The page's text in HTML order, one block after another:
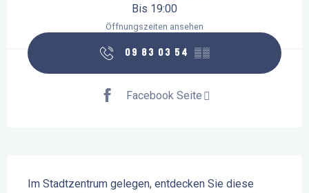
Bis 19:00
Öffnungszeiten ansehen
09 83 03 54 ▒▒
Facebook Seite
Im Stadtzentrum gelegen, entdecken Sie diese